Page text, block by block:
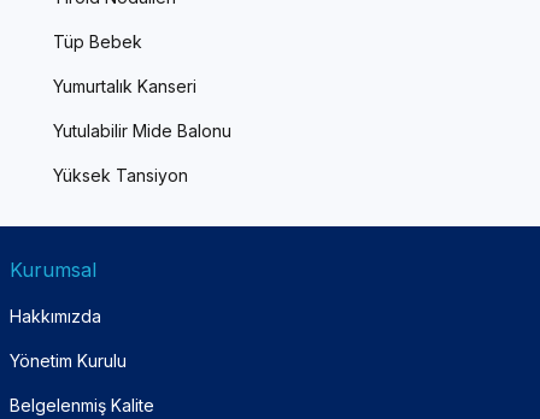
Tüp Bebek
Yumurtalık Kanseri
Yutulabilir Mide Balonu
Yüksek Tansiyon
Kurumsal
Hakkımızda
Yönetim Kurulu
Belgelenmiş Kalite